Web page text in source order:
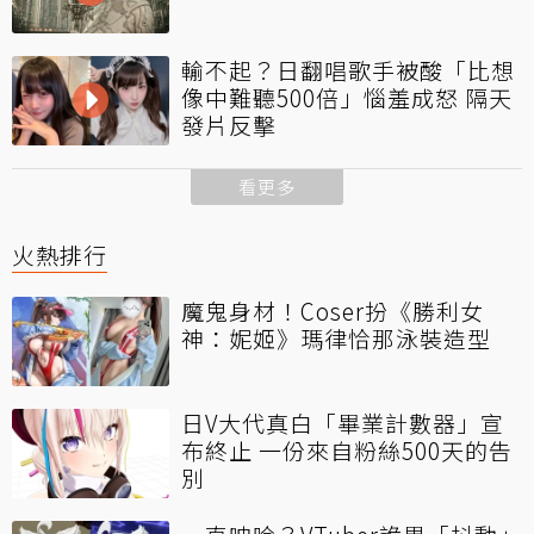
輸不起？日翻唱歌手被酸「比想
像中難聽500倍」惱羞成怒 隔天
發片反擊
看更多
火熱排行
魔鬼身材！Coser扮《勝利女
神：妮姬》瑪律恰那泳裝造型
日V大代真白「畢業計數器」宣
布終止 一份來自粉絲500天的告
別